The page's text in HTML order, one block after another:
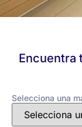
Encuentra
Selecciona una